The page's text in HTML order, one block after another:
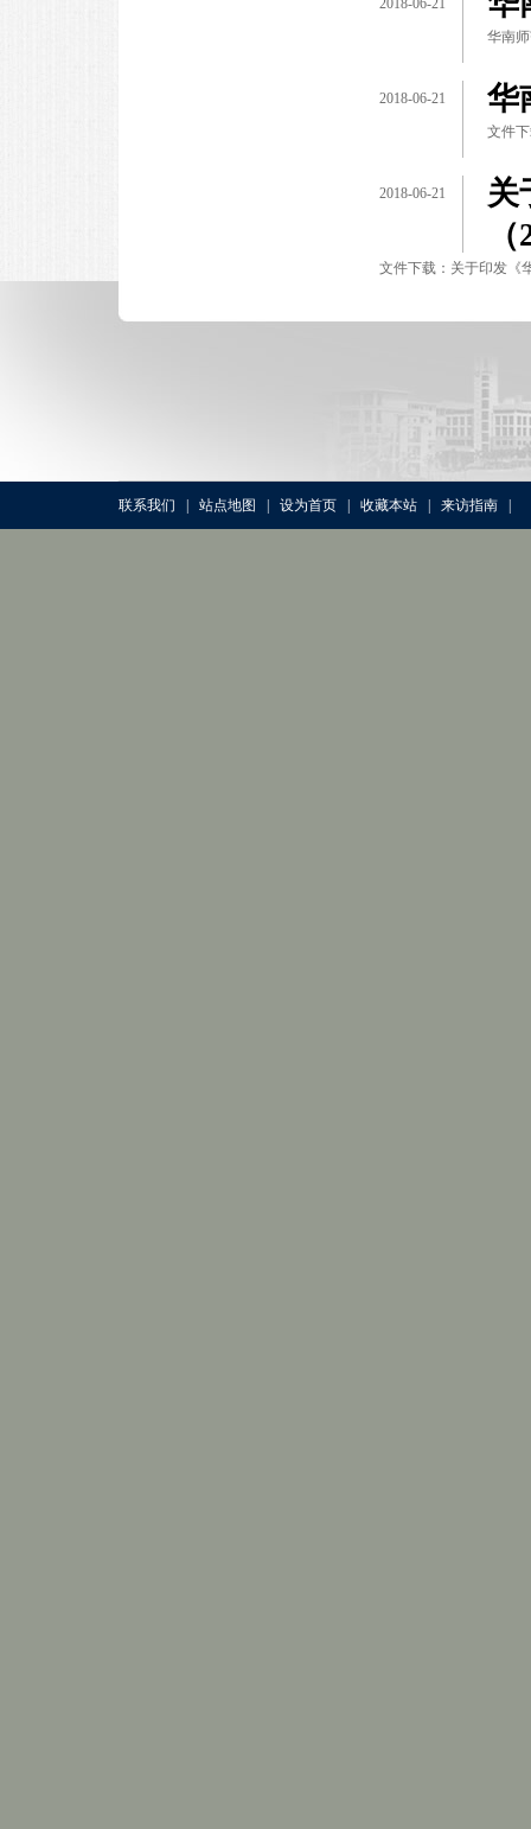
华南
2018-06-21 华
文件
2018-06-21
关
文件下载：关于印发《
联系我们 | 站点地图 | 设为首页 | 收藏本站 | 来访指南 |